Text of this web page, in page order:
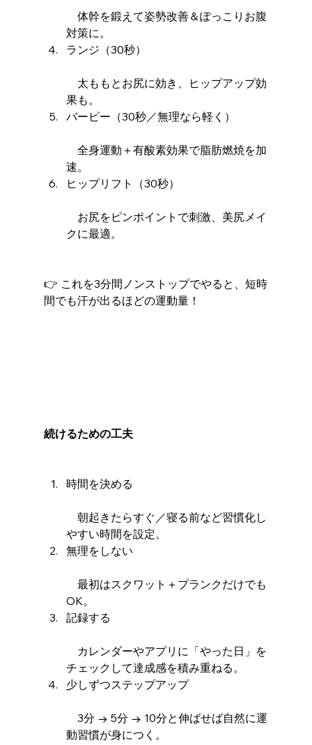
体幹を鍛えて姿勢改善＆ぽっこりお腹
対策に。
ランジ（30秒）
太ももとお尻に効き、ヒップアップ効
果も。
バーピー（30秒／無理なら軽く）
全身運動＋有酸素効果で脂肪燃焼を加
速。
ヒップリフト（30秒）
お尻をピンポイントで刺激、美尻メイ
クに最適。
👉 これを3分間ノンストップでやると、短時
間でも汗が出るほどの運動量！
続けるための工夫
時間を決める
朝起きたらすぐ／寝る前など習慣化し
やすい時間を設定。
無理をしない
最初はスクワット＋プランクだけでも
OK。
記録する
カレンダーやアプリに「やった日」を
チェックして達成感を積み重ねる。
少しずつステップアップ
3分 → 5分 → 10分と伸ばせば自然に運
動習慣が身につく。